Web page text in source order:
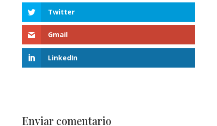
Twitter
Gmail
LinkedIn
Enviar comentario